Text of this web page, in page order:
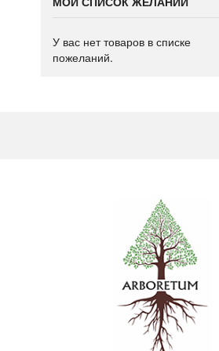
У вас нет товаров в списке
пожеланий.